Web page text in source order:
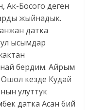
Ак-Босого деген
жыйнадык.
датка
ысымдар
бердим. Айрым
кезде Кудай
улуттук
датка Асан бий